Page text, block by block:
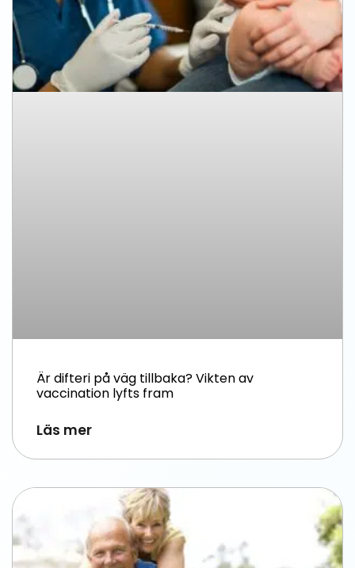
Är difteri på väg tillbaka? Vikten av
vaccination lyfts fram
Läs mer